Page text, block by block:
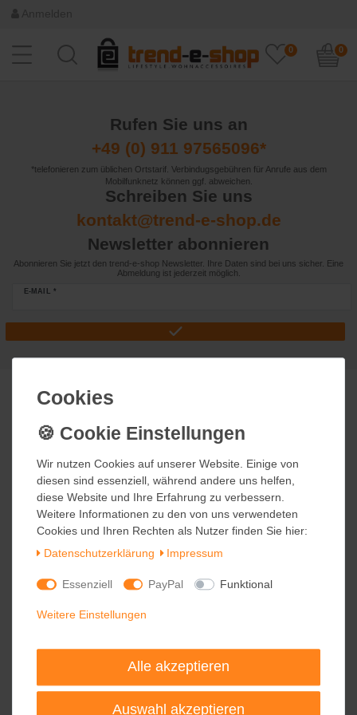
Cookies
Wir nutzen Cookies auf unserer Website. Einige von
diesen sind essenziell, während andere uns helfen,
diese Website und Ihre Erfahrung zu verbessern.
Weitere Informationen zu den von uns verwendeten
Cookies und Ihren Rechten als Nutzer finden Sie hier:
Daten­schutz­erklärung
Impressum
Essenziell PayPal Funktional
Weitere Einstellungen
Alle akzeptieren
Auswahl akzeptieren
0 0
Rufen Sie uns an
+49 (0) 911 97565096*
*telefonieren zum üblichen Ortstarif. Verbindugsgebühren für Anrufe aus dem
Mobilfunknetz können ggf. abweichen.
Schreiben Sie uns
kontakt@trend-e-shop.de
Newsletter abonnieren
Abonnieren Sie jetzt den trend-e-shop Newsletter. Ihre Daten sind bei uns sicher. Eine
Abmeldung ist jederzeit möglich.
E-MAIL *
Cookies
Wir nutzen Cookies auf unserer Website. Einige von
diesen sind essenziell, während andere uns helfen,
diese Website und Ihre Erfahrung zu verbessern.
Weitere Informationen zu den von uns verwendeten
Cookies und Ihren Rechten als Nutzer finden Sie hier:
Daten­schutz­erklärung
Impressum
Essenziell PayPal Funktional
Weitere Einstellungen
Alle akzeptieren
Auswahl akzeptieren